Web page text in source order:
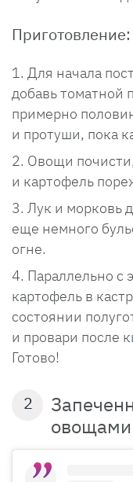
Приготовление:
Для начала
добавь томатной
примерно
и протуши, пока
Овощи
и картофель
Лук и морковь
еще немного
огне.
Параллельно с
картофель в
состоянии
и провари после
Готово!
2
овощами